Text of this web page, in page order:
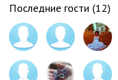
Последние гости (12)